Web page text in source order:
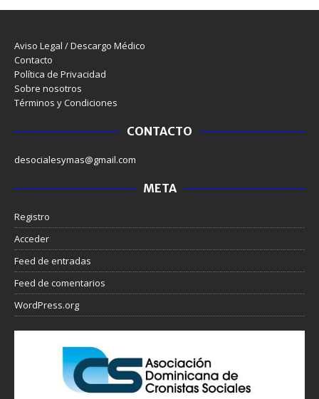
Aviso Legal / Descargo Médico
Contacto
Política de Privacidad
Sobre nosotros
Términos y Condiciones
CONTACTO
desocialesymas@gmail.com
META
Registro
Acceder
Feed de entradas
Feed de comentarios
WordPress.org